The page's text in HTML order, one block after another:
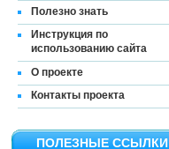
Полезно знать
Инструкция по
использованию сайта
О проекте
Контакты проекта
ПОЛЕЗНЫЕ ССЫЛКИ